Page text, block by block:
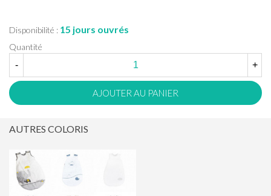
Disponibilité : 15 jours ouvrés
Quantité
-
+
AJOUTER AU PANIER
AUTRES COLORIS